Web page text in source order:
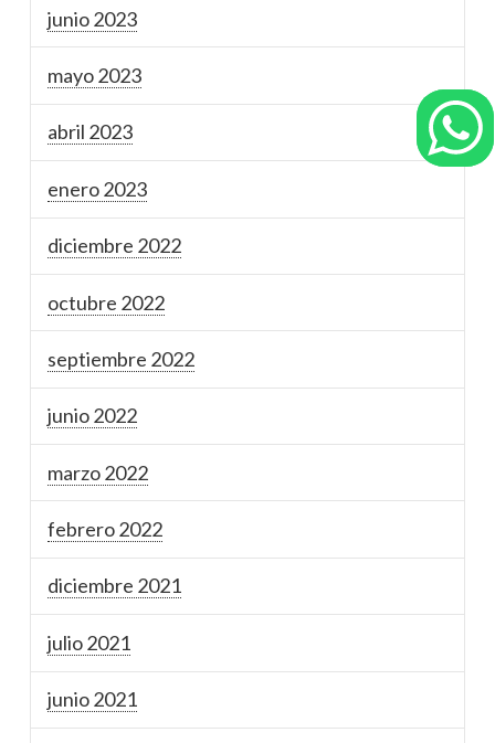
junio 2023
mayo 2023
abril 2023
enero 2023
diciembre 2022
octubre 2022
septiembre 2022
junio 2022
marzo 2022
febrero 2022
diciembre 2021
julio 2021
junio 2021